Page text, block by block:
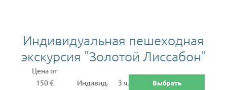
Индивидуальная пешеходная
экскурсия "Золотой Лиссабон"
Цена от
150 €
Индивид. 3 ч. Выбрать